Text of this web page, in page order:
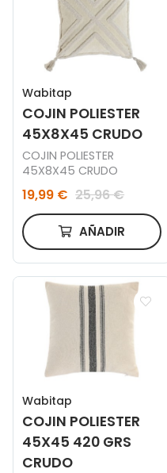
Wabitap
COJIN POLIESTER
45X8X45 CRUDO
COJIN POLIESTER
45X8X45 CRUDO
19,99 € 25,96 €
AÑADIR
Wabitap
COJIN POLIESTER
45X45 420 GRS
CRUDO